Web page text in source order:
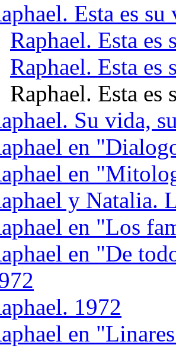
Esta es
Raphael. Esta es
Raphael. Esta es
Raphael. Esta
Su vida,
en
en
y Natalia.
en "Los
en "De
1972
en